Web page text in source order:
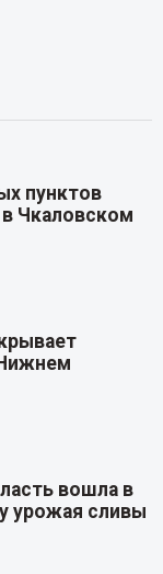
пунктов
Чкаловском
вошла в
урожая сливы